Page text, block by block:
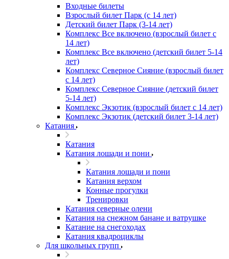
Входные билеты
Взрослый билет Парк (с 14 лет)
Детский билет Парк (3-14 лет)
Комплекс Все включено (взрослый билет с
14 лет)
Комплекс Все включено (детский билет 5-14
лет)
Комплекс Северное Сияние (взрослый билет
с 14 лет)
Комплекс Северное Сияние (детский билет
5-14 лет)
Комплекс Экзотик (взрослый билет с 14 лет)
Комплекс Экзотик (детский билет 3-14 лет)
Катания
Катания
Катания лошади и пони
Катания лошади и пони
Катания верхом
Конные прогулки
Тренировки
Катания северные олени
Катания на снежном банане и ватрушке
Катание на снегоходах
Катания квадроциклы
Для школьных групп